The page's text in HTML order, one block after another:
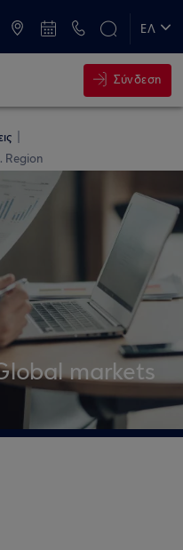
ΕΛ
Σύνδεση
Region
markets